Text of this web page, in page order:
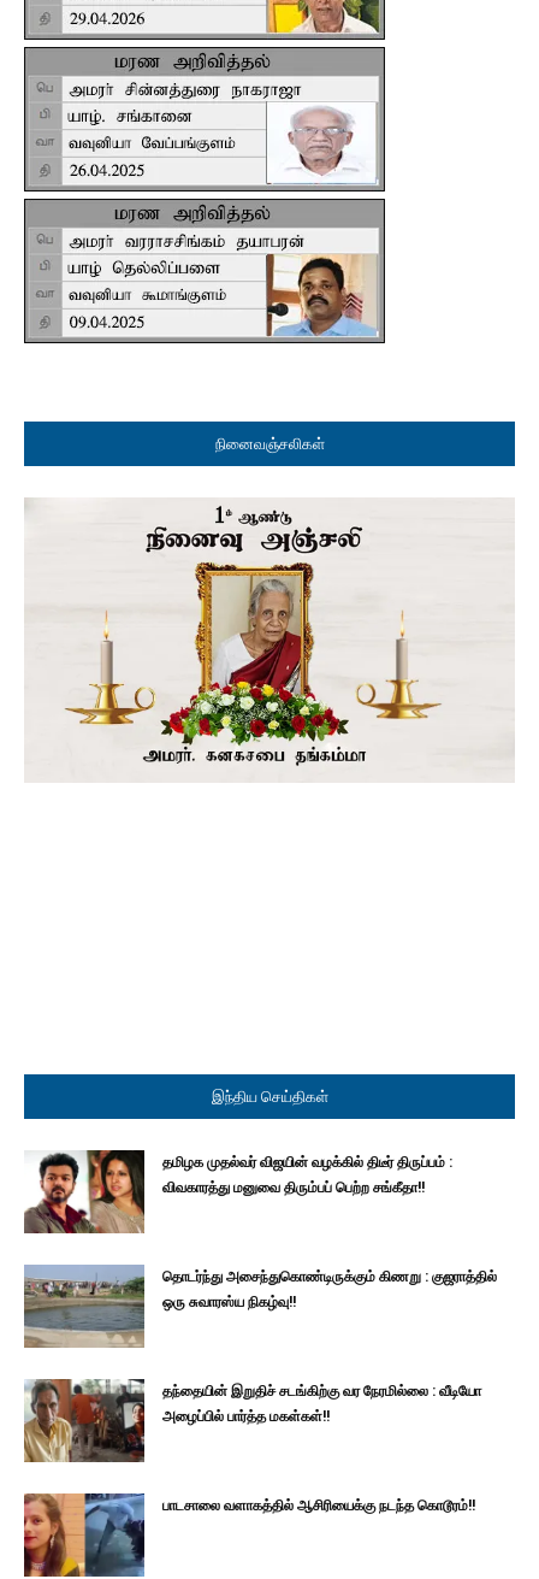
நினைவஞ்சலிகள்
இந்திய செய்திகள்
தமிழக முதல்வர் விஜயின் வழக்கில் திடீர் திருப்பம் :
விவகாரத்து மனுவை திரும்பப் பெற்ற சங்கீதா!!
தொடர்ந்து அசைந்துகொண்டிருக்கும் கிணறு : குஜராத்தில்
ஒரு சுவாரஸ்ய நிகழ்வு!!
தந்தையின் இறுதிச் சடங்கிற்கு வர நேரமில்லை : வீடியோ
அழைப்பில் பார்த்த மகள்கள்!!
பாடசாலை வளாகத்தில் ஆசிரியைக்கு நடந்த கொடூரம்!!